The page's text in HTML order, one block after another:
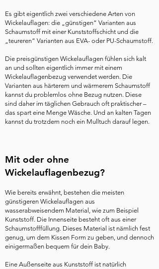
Es gibt eigentlich zwei verschiedene Arten von
Wickelauflagen: die „günstigen“ Varianten aus
Schaumstoff mit einer Kunststoffschicht und die
„teureren“ Varianten aus EVA- oder PU-Schaumstoff.
Die preisgünstigen Wickelauflagen fühlen sich kalt
an und sollten eigentlich immer mit einem
Wickelauflagenbezug verwendet werden. Die
Varianten aus härterem und wärmerem Schaumstoff
kannst du problemlos ohne Bezug nutzen. Diese
sind daher im täglichen Gebrauch oft praktischer –
das spart eine Menge Wäsche. Und an kalten Tagen
kannst du trotzdem noch ein Mulltuch darauf legen.
Mit oder ohne
Wickelauflagenbezug?
Wie bereits erwähnt, bestehen die meisten
günstigeren Wickelauflagen aus
wasserabweisendem Material, wie zum Beispiel
Kunststoff. Die Innenseite besteht oft aus einer
Schaumstofffüllung. Dieses Material ist nämlich fest
genug, um dem Kissen Form zu geben, und dennoch
einigermaßen bequem für dein Baby.
Eine Außenseite aus Kunststoff ist natürlich